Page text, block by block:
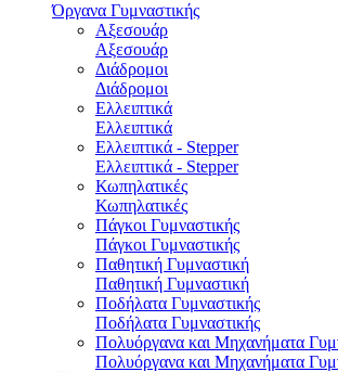
Όργανα Γυμναστικής
Αξεσουάρ
Αξεσουάρ
Διάδρομοι
Διάδρομοι
Ελλειπτικά
Ελλειπτικά
Ελλειπτικά - Stepper
Ελλειπτικά - Stepper
Κωπηλατικές
Κωπηλατικές
Πάγκοι Γυμναστικής
Πάγκοι Γυμναστικής
Παθητική Γυμναστική
Παθητική Γυμναστική
Ποδήλατα Γυμναστικής
Ποδήλατα Γυμναστικής
Πολυόργανα και Μηχανήματα
Πολυόργανα και Μηχανήματα